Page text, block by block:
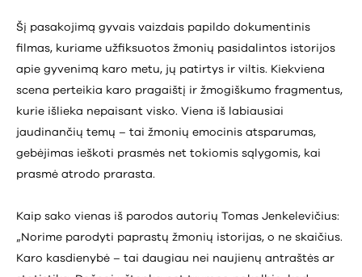
Šį pasakojimą gyvais vaizdais papildo dokumentinis
filmas, kuriame užfiksuotos žmonių pasidalintos istorijos
apie gyvenimą karo metu, jų patirtys ir viltis. Kiekviena
scena perteikia karo pragaištį ir žmogiškumo fragmentus,
kurie išlieka nepaisant visko. Viena iš labiausiai
jaudinančių temų – tai žmonių emocinis atsparumas,
gebėjimas ieškoti prasmės net tokiomis sąlygomis, kai
prasmė atrodo prarasta.
Kaip sako vienas iš parodos autorių Tomas Jenkelevičius:
„Norime parodyti paprastų žmonių istorijas, o ne skaičius.
Karo kasdienybė – tai daugiau nei naujienų antraštės ar